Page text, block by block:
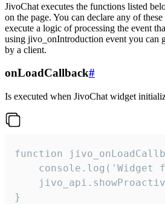
JivoChat executes the functions listed
on the page. You can declare any of
execute a logic of processing the event
using jivo_onIntroduction event you can
by a client.
onLoadCallback#
Is executed when JivoChat widget
function
console.log('Widget
}